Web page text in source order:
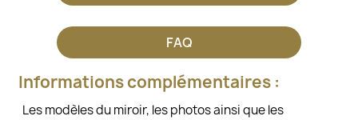
FAQ
Informations complémentaires :
Les modèles du miroir, les photos ainsi que les